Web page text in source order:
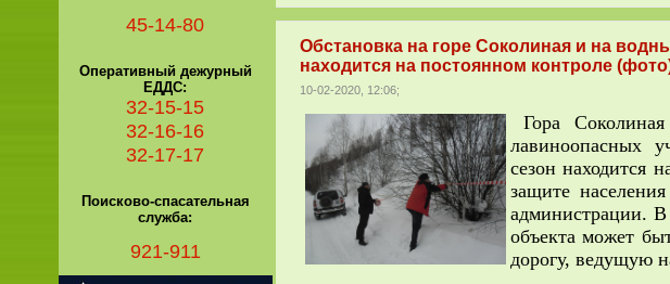
Обстановка на горе Соколиная и на
находится на постоянном контроле
10-02-2020, 12:06;
Гора
лавиноопасных
сезон находится
защите
администрации. В
объекта может
дорогу, ведущую
45-14-80
Оперативный дежурный
ЕДДС:
32-15-15
32-16-16
32-17-17
Поисково-спасательная
служба:
921-911